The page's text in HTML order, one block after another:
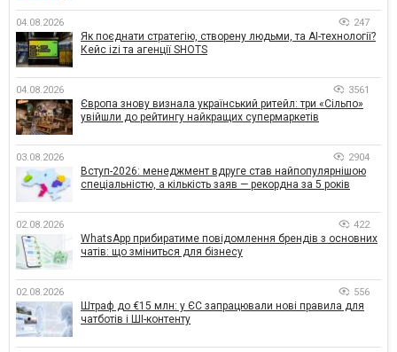
04.08.2026 247
Як поєднати стратегію, створену людьми, та AI-технології?
Кейс izi та агенції SHOTS
04.08.2026 3561
Європа знову визнала український ритейл: три «Сільпо»
увійшли до рейтингу найкращих супермаркетів
03.08.2026 2904
Вступ-2026: менеджмент вдруге став найпопулярнішою
спеціальністю, а кількість заяв — рекордна за 5 років
02.08.2026 422
WhatsApp прибиратиме повідомлення брендів з основних
чатів: що зміниться для бізнесу
02.08.2026 556
Штраф до €15 млн: у ЄС запрацювали нові правила для
чатботів і ШІ-контенту